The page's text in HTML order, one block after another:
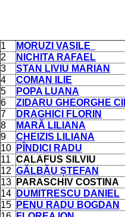
1 MORUZI VASILE
2
NICHITA RAFAEL
3
STAN LIVIU MARIAN
4
COMAN ILIE
5
POPA LUANA
6
ZIDARU GHEORGHE
7
DRAGHICI FLORIN
8
MARĂ LILIANA
9
CHEIZIS LILIANA
10
PÎNDICI RADU
11 CALAFUS SILVIU
12 GĂLBĂU ȘTEFAN
13
PARASCHIV COSTINA
14
DUMITRESCU DANIEL
15
PENU RADU BOGDAN